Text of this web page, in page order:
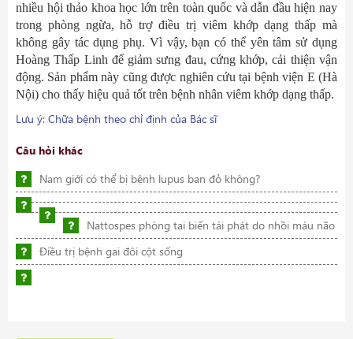
nhiều hội thảo khoa học lớn trên toàn quốc và dẫn đầu hiện nay
trong phòng ngừa, hỗ trợ điều trị viêm khớp dạng thấp mà
không gây tác dụng phụ. Vì vậy, bạn có thể yên tâm sử dụng
Hoàng Thấp Linh để giảm sưng đau, cứng khớp, cải thiện vận
động. Sản phẩm này cũng được nghiên cứu tại bệnh viện E (Hà
Nội) cho thấy hiệu quả tốt trên bệnh nhân viêm khớp dạng thấp.
Lưu ý: Chữa bệnh theo chỉ định của Bác sĩ
Câu hỏi khác
Nam giới có thể bị bệnh lupus ban đỏ không?
Nattospes phòng tai biến tái phát do nhồi máu não
Điều trị bệnh gai đôi cột sống